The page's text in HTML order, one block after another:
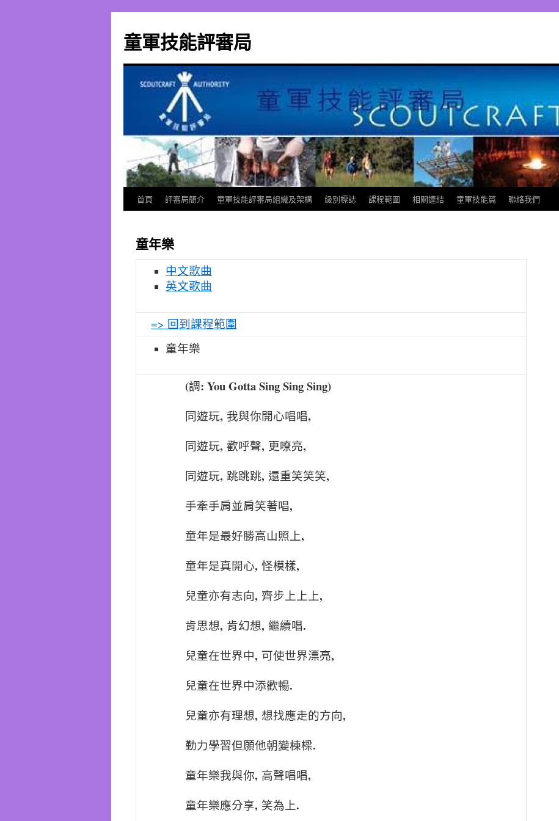
主
要
童軍技能評審局
首頁 評審局簡介 童軍技能評審局組織及架構 級別標誌 課程範圍 相關連結 童軍技能篇 聯絡我們
童年樂
中文歌曲
英文歌曲
=> 回到課程範圍
童年樂
(調: You Gotta Sing Sing Sing)
同遊玩, 我與你開心唱唱,
同遊玩, 歡呼聲, 更嘹亮,
同遊玩, 跳跳跳, 還重笑笑笑,
手牽手肩並肩笑著唱,
童年是最好勝高山照上,
童年是真開心, 怪模樣,
兒童亦有志向, 齊步上上上,
肯思想, 肯幻想, 繼續唱.
兒童在世界中, 可使世界漂亮,
兒童在世界中添歡暢.
兒童亦有理想, 想找應走的方向,
勤力學習但願他朝變棟樑.
童年樂我與你, 高聲唱唱,
童年樂應分享, 笑為上.